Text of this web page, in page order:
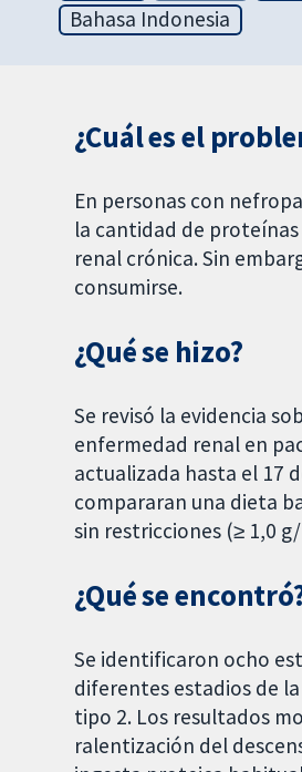
Bahasa Indonesia
¿Cuál es el
En personas con
la cantidad de
renal crónica. Sin
consumirse.
¿Qué se hizo?
Se revisó la evidencia
enfermedad renal en
actualizada hasta el 17
compararan una dieta
sin restricciones (≥ 1,0
¿Qué se
Se identificaron ocho
diferentes estadios de
tipo 2. Los resultados
ralentización del